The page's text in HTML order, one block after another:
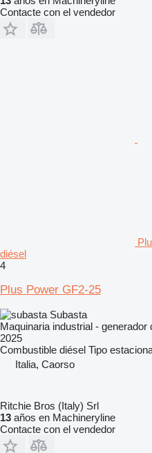
Contacte con el vendedor
diésel
4
Plus Power GF2-25
Subasta
Maquinaria industrial - generador
2025
Combustible diésel Tipo
Italia, Caorso
Ritchie Bros (Italy) Srl
13 años en Machineryline
Contacte con el vendedor